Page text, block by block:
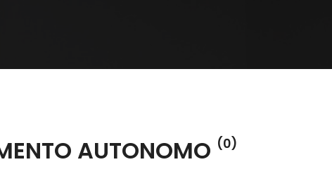
AUTONOMO (0)